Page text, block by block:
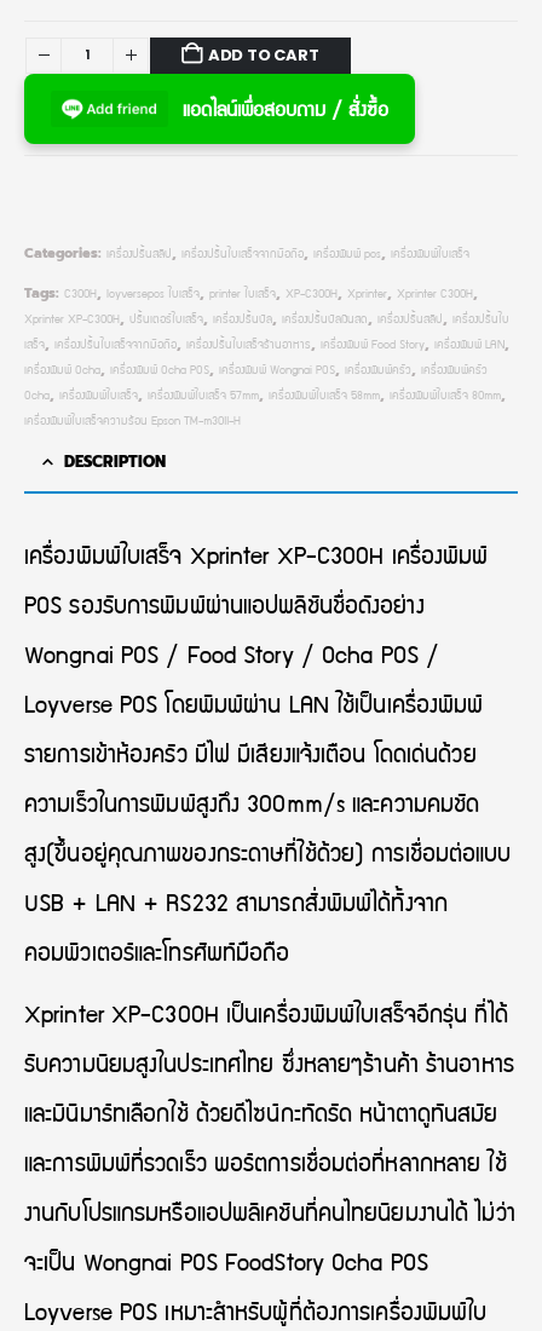
ADD TO CART
แอดไลน์เพื่อสอบถาม / สั่งซื้อ
Categories: เครื่องปริ้นสลิป, เครื่องปริ้นใบเสร็จจากมือถือ, เครื่องพิมพ์ pos, เครื่องพิมพ์ใบเสร็จ
Tags: C300H, loyversepos ใบเสร็จ, printer ใบเสร็จ, XP-C300H, Xprinter, Xprinter C300H,
Xprinter XP-C300H, ปริ้นเตอร์ใบเสร็จ, เครื่องปริ้นบิล, เครื่องปริ้นบิลเงินสด, เครื่องปริ้นสลิป, เครื่องปริ้นใบ
เสร็จ, เครื่องปริ้นใบเสร็จจากมือถือ, เครื่องปริ้นใบเสร็จร้านอาหาร, เครื่องพิมพ์ Food Story, เครื่องพิมพ์ LAN,
เครื่องพิมพ์ Ocha, เครื่องพิมพ์ Ocha POS, เครื่องพิมพ์ Wongnai POS, เครื่องพิมพ์ครัว, เครื่องพิมพ์ครัว
Ocha, เครื่องพิมพ์ใบเสร็จ, เครื่องพิมพ์ใบเสร็จ 57mm, เครื่องพิมพ์ใบเสร็จ 58mm, เครื่องพิมพ์ใบเสร็จ 80mm,
เครื่องพิมพ์ใบเสร็จความร้อน Epson TM-m30II-H
DESCRIPTION
เครื่องพิมพ์ใบเสร็จ Xprinter XP-C300H เครื่องพิมพ์
POS รองรับการพิมพ์ผ่านแอปพลิชันชื่อดังอย่าง
Wongnai POS / Food Story / Ocha POS /
Loyverse POS โดยพิมพ์ผ่าน LAN ใช้เป็นเครื่องพิมพ์
รายการเข้าห้องครัว มีไฟ มีเสียงแจ้งเตือน โดดเด่นด้วย
ความเร็วในการพิมพ์สูงถึง 300mm/s และความคมชัด
สูง(ขึ้นอยู่คุณภาพของกระดาษที่ใช้ด้วย) การเชื่อมต่อแบบ
USB + LAN + RS232 สามารถสั่งพิมพ์ได้ทั้งจาก
คอมพิวเตอร์และโทรศัพท์มือถือ
Xprinter XP-C300H เป็นเครื่องพิมพ์ใบเสร็จอีกรุ่น ที่ได้
รับความนิยมสูงในประเทศไทย ซึ่งหลายๆร้านค้า ร้านอาหาร
และมินิมาร์ทเลือกใช้ ด้วยดีไซน์กะทัดรัด หน้าตาดูทันสมัย
และการพิมพ์ที่รวดเร็ว พอร์ตการเชื่อมต่อที่หลากหลาย ใช้
งานกับโปรแกรมหรือแอปพลิเคชันที่คนไทยนิยมงานได้ ไม่ว่า
จะเป็น Wongnai POS FoodStory Ocha POS
Loyverse POS เหมาะสำหรับผู้ที่ต้องการเครื่องพิมพ์ใบ